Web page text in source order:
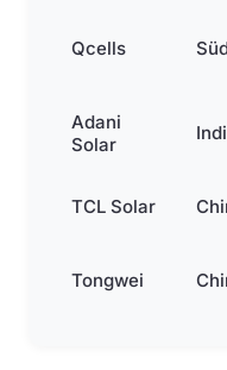
Qcells
Adani
Solar
TCL Solar
Tongwei